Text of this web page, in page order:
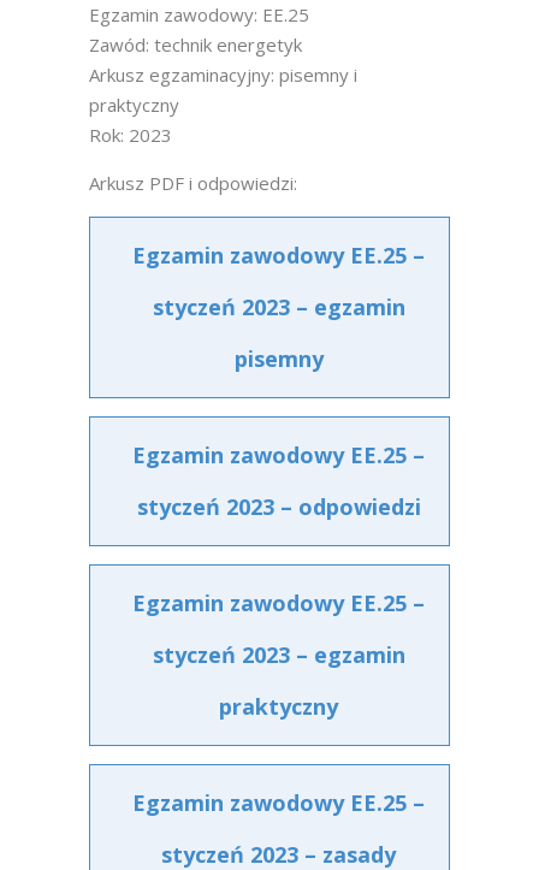
Egzamin zawodowy: EE.25
Zawód: technik energetyk
Arkusz egzaminacyjny: pisemny i
praktyczny
Rok: 2023
Arkusz PDF i odpowiedzi:
Egzamin zawodowy EE.25 –
styczeń 2023 – egzamin
pisemny
Egzamin zawodowy EE.25 –
styczeń 2023 – odpowiedzi
Egzamin zawodowy EE.25 –
styczeń 2023 – egzamin
praktyczny
Egzamin zawodowy EE.25 –
styczeń 2023 – zasady